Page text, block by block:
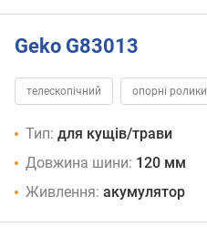
Geko G83013
телескопічний опорні ролики
Тип: для кущів/трави
Довжина шини: 120 мм
Живлення: акумулятор